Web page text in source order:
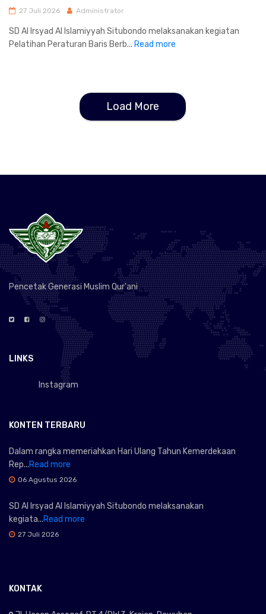
27 Juli 2026 Administrator
SD Al Irsyad Al Islamiyyah Situbondo melaksanakan kegiatan
Pelatihan Peraturan Baris Berb... Read more
Load More
Pencetak Generasi Muslim Qur'ani
LINKS
Instagram
KONTEN TERBARU
Dalam rangka memeriahkan Hari Ulang Tahun Kemerdekaan
Rep...Read more
06 Agustus 2026
SD Al Irsyad Al Islamiyyah Situbondo melaksanakan
kegiata...Read more
27 Juli 2026
KONTAK